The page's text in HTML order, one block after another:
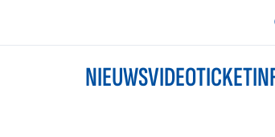
NIEUWSVIDEO